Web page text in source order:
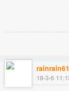
18-3-6